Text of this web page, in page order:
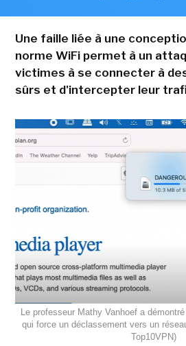
Une faille liée à une
norme WiFi permet à un
victimes à se connecter à
sûrs et d'intercepter leur
Le professeur Mathy Vanhoef a
qui force un déclassement vers un
Top10VPN)